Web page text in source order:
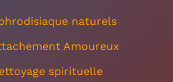
naturels
Amoureux
spirituelle